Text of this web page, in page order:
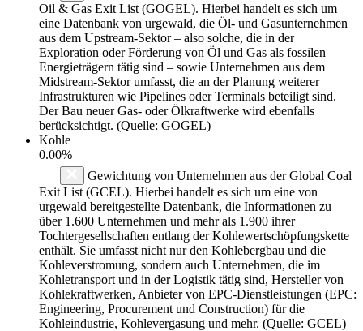
Oil & Gas Exit List (GOGEL). Hierbei handelt es sich um
eine Datenbank von urgewald, die Öl- und Gasunternehmen
aus dem Upstream-Sektor – also solche, die in der
Exploration oder Förderung von Öl und Gas als fossilen
Energieträgern tätig sind – sowie Unternehmen aus dem
Midstream-Sektor umfasst, die an der Planung weiterer
Infrastrukturen wie Pipelines oder Terminals beteiligt sind.
Der Bau neuer Gas- oder Ölkraftwerke wird ebenfalls
berücksichtigt. (Quelle: GOGEL)
Kohle
0.00%
Gewichtung von Unternehmen aus der Global Coal
Exit List (GCEL). Hierbei handelt es sich um eine von
urgewald bereitgestellte Datenbank, die Informationen zu
über 1.600 Unternehmen und mehr als 1.900 ihrer
Tochtergesellschaften entlang der Kohlewertschöpfungskette
enthält. Sie umfasst nicht nur den Kohlebergbau und die
Kohleverstromung, sondern auch Unternehmen, die im
Kohletransport und in der Logistik tätig sind, Hersteller von
Kohlekraftwerken, Anbieter von EPC-Dienstleistungen (EPC:
Engineering, Procurement und Construction) für die
Kohleindustrie, Kohlevergasung und mehr. (Quelle: GCEL)